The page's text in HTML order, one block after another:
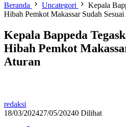
Beranda
Uncategori
Kepala
Hibah Pemkot Makassar Sudah
Kepala Bappeda
Hibah Pemkot
Aturan
redaksi
18/03/202427/05/20240 Dilihat